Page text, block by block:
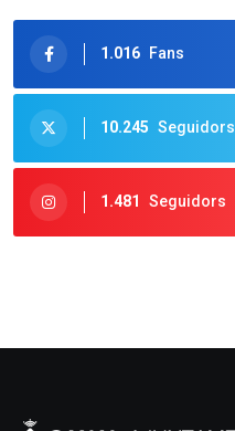
1.016 Fans
10.245 Seguidors
1.481 Seguidors